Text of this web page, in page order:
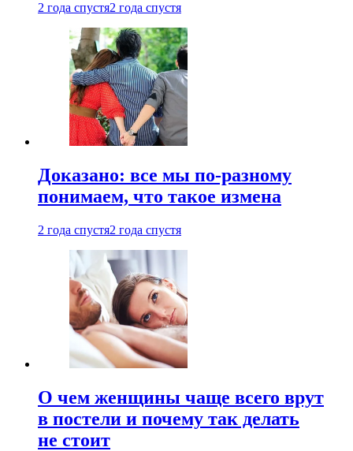
2 года спустя2 года спустя
Доказано: все мы по-разному
понимаем, что такое измена
2 года спустя2 года спустя
О чем женщины чаще всего врут
в постели и почему так делать
не стоит